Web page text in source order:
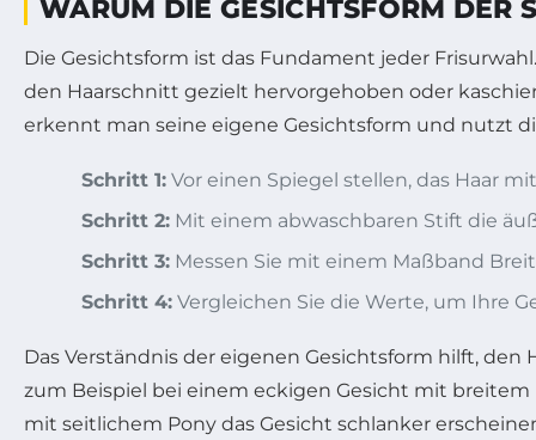
WARUM DIE GESICHTSFORM DER
Die Gesichtsform ist das Fundament jeder
den Haarschnitt gezielt hervorgehoben oder
erkennt man seine eigene Gesichtsform und nutzt
Schritt 1: Vor einen Spiegel stellen, das Haar
Schritt 2: Mit einem abwaschbaren Stift die
Schritt 3: Messen Sie mit einem Maßband
Schritt 4: Vergleichen Sie die Werte, um Ihre
Das Verständnis der eigenen Gesichtsform hilft,
zum Beispiel bei einem eckigen Gesicht mit
mit seitlichem Pony das Gesicht schlanker